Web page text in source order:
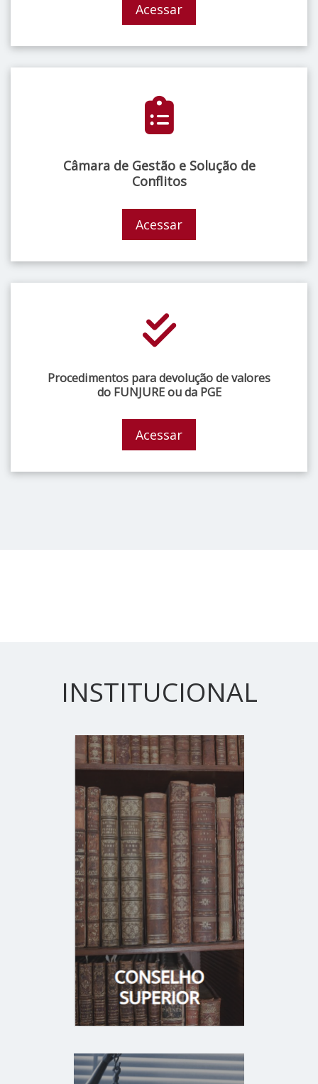
Acessar
Câmara de Gestão e Solução de
Conflitos
Acessar
Procedimentos para devolução de valores
do FUNJURE ou da PGE
Acessar
INSTITUCIONAL